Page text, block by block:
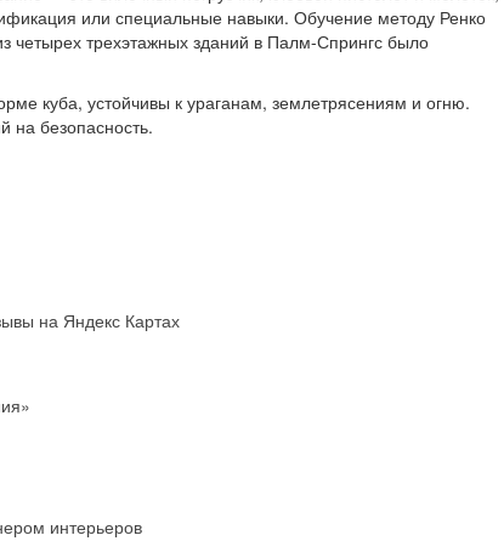
или специальные навыки. Обучение методу Ренко
четырех трехэтажных зданий в Палм-Спрингс было
куба, устойчивы к ураганам, землетрясениям и огню.
на безопасность.
на Яндекс Картах
интерьеров